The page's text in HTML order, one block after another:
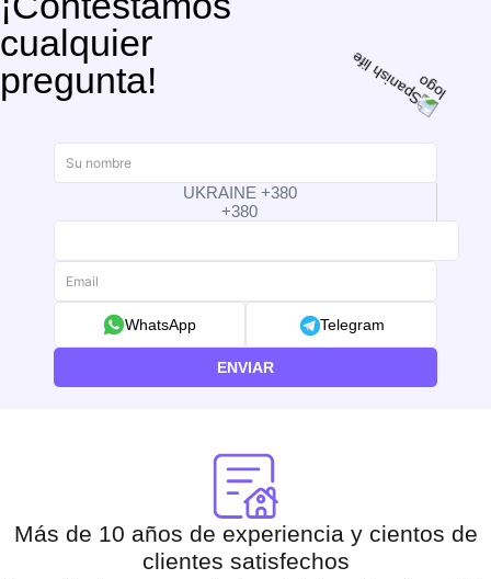
cualquier
pregunta!
UKRAINE +380
+380
WhatsApp Telegram
ENVIAR
Más de 10 años de experiencia y cientos de
clientes satisfechos